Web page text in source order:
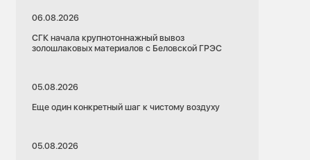
06.08.2026
СГК начала крупнотоннажный вывоз
золошлаковых материалов с Беловской ГРЭС
05.08.2026
Еще один конкретный шаг к чистому воздуху
05.08.2026